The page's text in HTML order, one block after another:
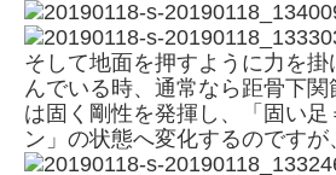
そして地面を押すように力を
んでいる時、通常なら距骨下
は固く剛性を発揮し、「固い足
ン」の状態へ変化するのですが